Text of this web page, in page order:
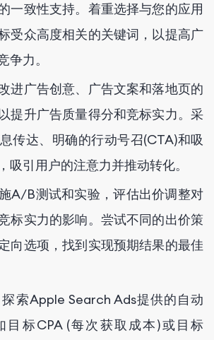
一致性支持。着重选择与您的应用
受众高度相关的关键词，以提高广
争力。
进广告创意、广告文案和落地页的
提升广告质量得分和竞标实力。采
传达、明确的行动号召(CTA)和吸
吸引用户的注意力并推动转化。
A/B测试和实验，评估出价调整对
标实力的影响。尝试不同的出价策
向选项，找到实现预期结果的最佳
探索Apple Search Ads提供的自动
目标CPA (每次获取成本)或目标